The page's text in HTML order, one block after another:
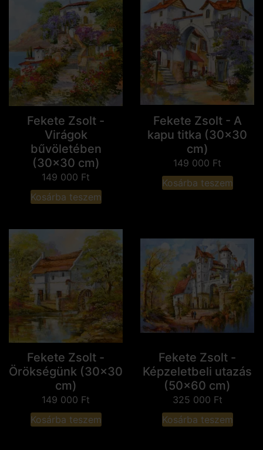
Fekete Zsolt -
Virágok
bűvöletében
(30x30 cm)
149 000 Ft
Kosárba teszem
Fekete Zsolt - A
kapu titka (30x30
cm)
149 000 Ft
Kosárba teszem
Fekete Zsolt -
Örökségünk (30x30
cm)
149 000 Ft
Kosárba teszem
Fekete Zsolt -
Képzeletbeli utazás
(50x60 cm)
325 000 Ft
Kosárba teszem